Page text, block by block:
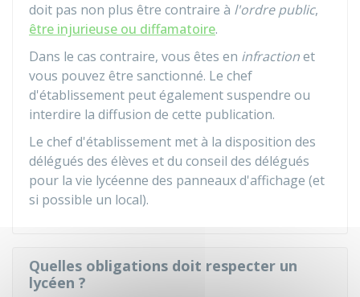
doit pas non plus être contraire à l'ordre public,
être injurieuse ou diffamatoire.
Dans le cas contraire, vous êtes en infractionet
vous pouvez être sanctionné. Le chef
d'établissement peut également suspendre ou
interdire la diffusion de cette publication.
Le chef d'établissement met à la disposition des
délégués des élèves et du conseil des délégués
pour la vie lycéenne des panneaux d'affichage (et
si possible un local).
Quelles obligations doit respecter un
lycéen ?